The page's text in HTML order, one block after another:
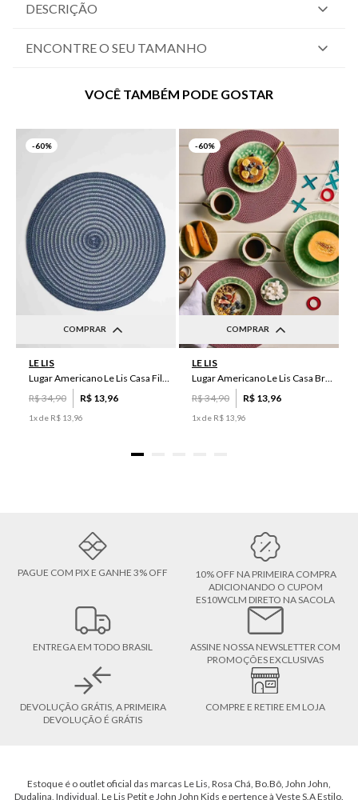
DESCRIÇÃO
ENCONTRE O SEU TAMANHO
VOCÊ TAMBÉM PODE GOSTAR
-60%
COMPRAR
LE LIS
Lugar Americano Le Lis Casa Filipa
R$34,90 R$ 13 96
1x de R$ 13 96
-60%
COMPRAR
LE LIS
Lugar Americano Le Lis Casa Brenda
R$34,90 R$ 13 96
1x de R$ 13 96
PAGUE COM PIX E GANHE 3% OFF
10% OFF NA PRIMEIRA COMPRA
ADICIONANDO O CUPOM
ES10WCLM DIRETO NA SACOLA
ENTREGA EM TODO BRASIL
ASSINE NOSSA NEWSLETTER COM
PROMOÇÕES EXCLUSIVAS
DEVOLUÇÃO GRÁTIS, A PRIMEIRA
DEVOLUÇÃO É GRÁTIS
COMPRE E RETIRE EM LOJA
Estoque é o outlet oficial das marcas Le Lis, Rosa Chá, Bo.Bô, John John,
Dudalina, Individual, Le Lis Petit e John John Kids e pertence à Veste S.A Estilo.